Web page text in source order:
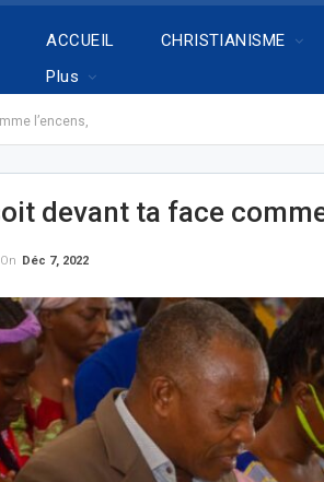
ACCUEIL CHRISTIANISME
Plus
l’encens,
devant ta face
On Déc 7, 2022